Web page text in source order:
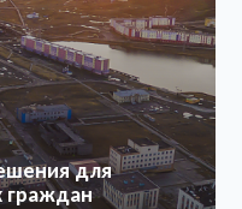
для
граждан